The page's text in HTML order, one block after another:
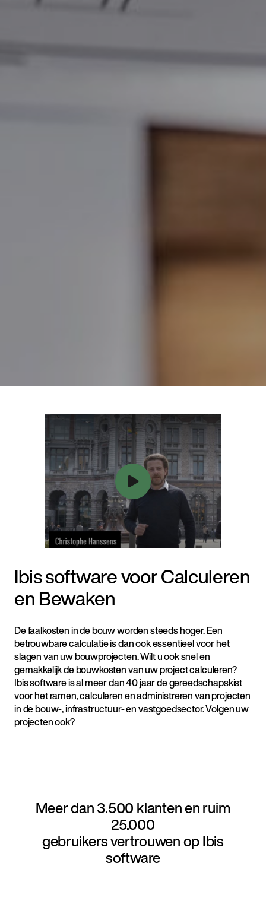
Ibis software voor Calculeren
en Bewaken
De faalkosten in de bouw worden steeds hoger. Een
betrouwbare calculatie is dan ook essentieel voor het
slagen van uw bouwprojecten. Wilt u ook snel en
gemakkelijk de bouwkosten van uw project calculeren?
Ibis software is al meer dan 40 jaar de gereedschapskist
voor het ramen, calculeren en administreren van projecten
in de bouw-, infrastructuur- en vastgoedsector. Volgen uw
projecten ook?
Meer dan 3.500 klanten en ruim
25.000
gebruikers vertrouwen op Ibis
software